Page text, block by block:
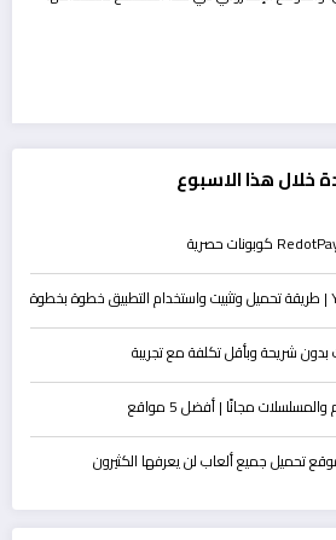
خلال هذا الاسبوع
بدون شريحة وبأقل تكلفة مع تجريبة
مجانًا | أفضل 5 مواقع
تحميل جميع ألعاب لن يعرفها الكثيرون